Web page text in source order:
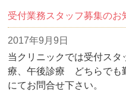
受付業務スタッフ募集のお
2017年9月9日
当クリニックでは受付ス
療、午後診療 どちらでも
にてお問合せ下さい。